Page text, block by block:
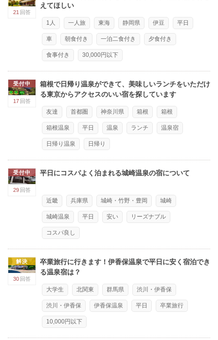
21 回答
えてほしい
1人 一人旅 東海 静岡県 伊豆 平日
車 朝食付き 一泊二食付き 夕食付き
食事付き 30,000円以下
受付中
17 回答
箱根で日帰り温泉ができて、美味しいランチをいただけ
る東京からアクセスのいい宿を探しています
友達 首都圏 神奈川県 箱根 箱根
箱根温泉 平日 温泉 ランチ 温泉宿
日帰り温泉 日帰り
受付中
29 回答
平日にコスパよく泊まれる城崎温泉の宿について
近畿 兵庫県 城崎・竹野・豊岡 城崎
城崎温泉 平日 安い リーズナブル
コスパ良し
解決
30 回答
卒業旅行に行きます！伊香保温泉で平日に安く宿泊でき
る温泉宿は？
大学生 北関東 群馬県 渋川・伊香保
渋川・伊香保 伊香保温泉 平日 卒業旅行
10,000円以下